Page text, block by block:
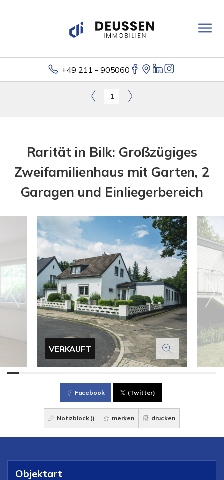
+49 211 - 905060
1
Rarität in Bilk: Großzügiges
Zweifamilienhaus mit Garten, 2
Garagen und Einliegerbereich
VERKAUFT
Facebook (Twitter)
Notizblock () merken drucken
Objektart